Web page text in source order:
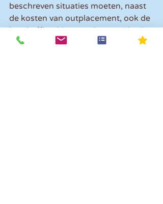
beschreven situaties moeten, naast
de kosten van outplacement, ook de
loonheffing hierover dragen. Als zij
dit van tevoren hadden geweten,